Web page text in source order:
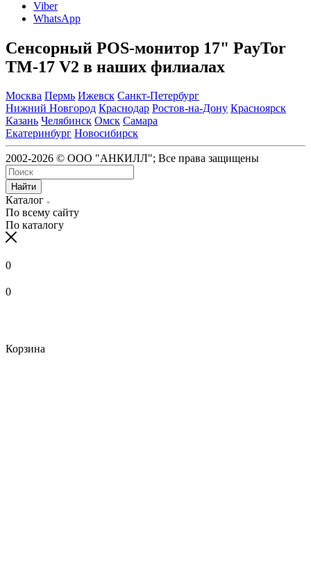
Viber
WhatsApp
Сенсорный POS-монитор 17" PayTor
TM-17 V2 в наших филиалах
Москва Пермь Ижевск Санкт-Петербург
Нижний Новгород Краснодар Ростов-на-Дону Красноярск
Казань Челябинск Омск Самара
Екатеринбург Новосибирск
2002-2026 © ООО "АНКИЛЛ"; Все права защищены
Найти
Каталог
По всему сайту
По каталогу
0
0
Корзина